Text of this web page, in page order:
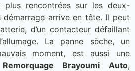
plus rencontrées sur les deux-
démarrage arrive en tête. Il peut
d’un contacteur défaillant
La panne sèche, un
moment, est aussi une
Remorquage Brayoumi Auto,